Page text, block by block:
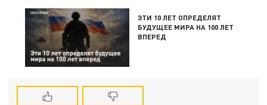
ЭТИ 10 ЛЕТ ОПРЕДЕЛЯТ
БУДУЩЕЕ МИРА НА 100 ЛЕТ
ВПЕРЕД